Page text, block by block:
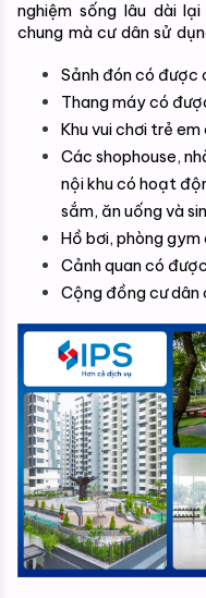
nghiệm sống lâu dài
chung mà cư dân sử
Sảnh đón có được
Thang máy có
Khu vui chơi trẻ
Các shophouse,
nội khu có hoạt
sắm, ăn uống và
Hồ bơi, phòng
Cảnh quan có
Cộng đồng cư dân